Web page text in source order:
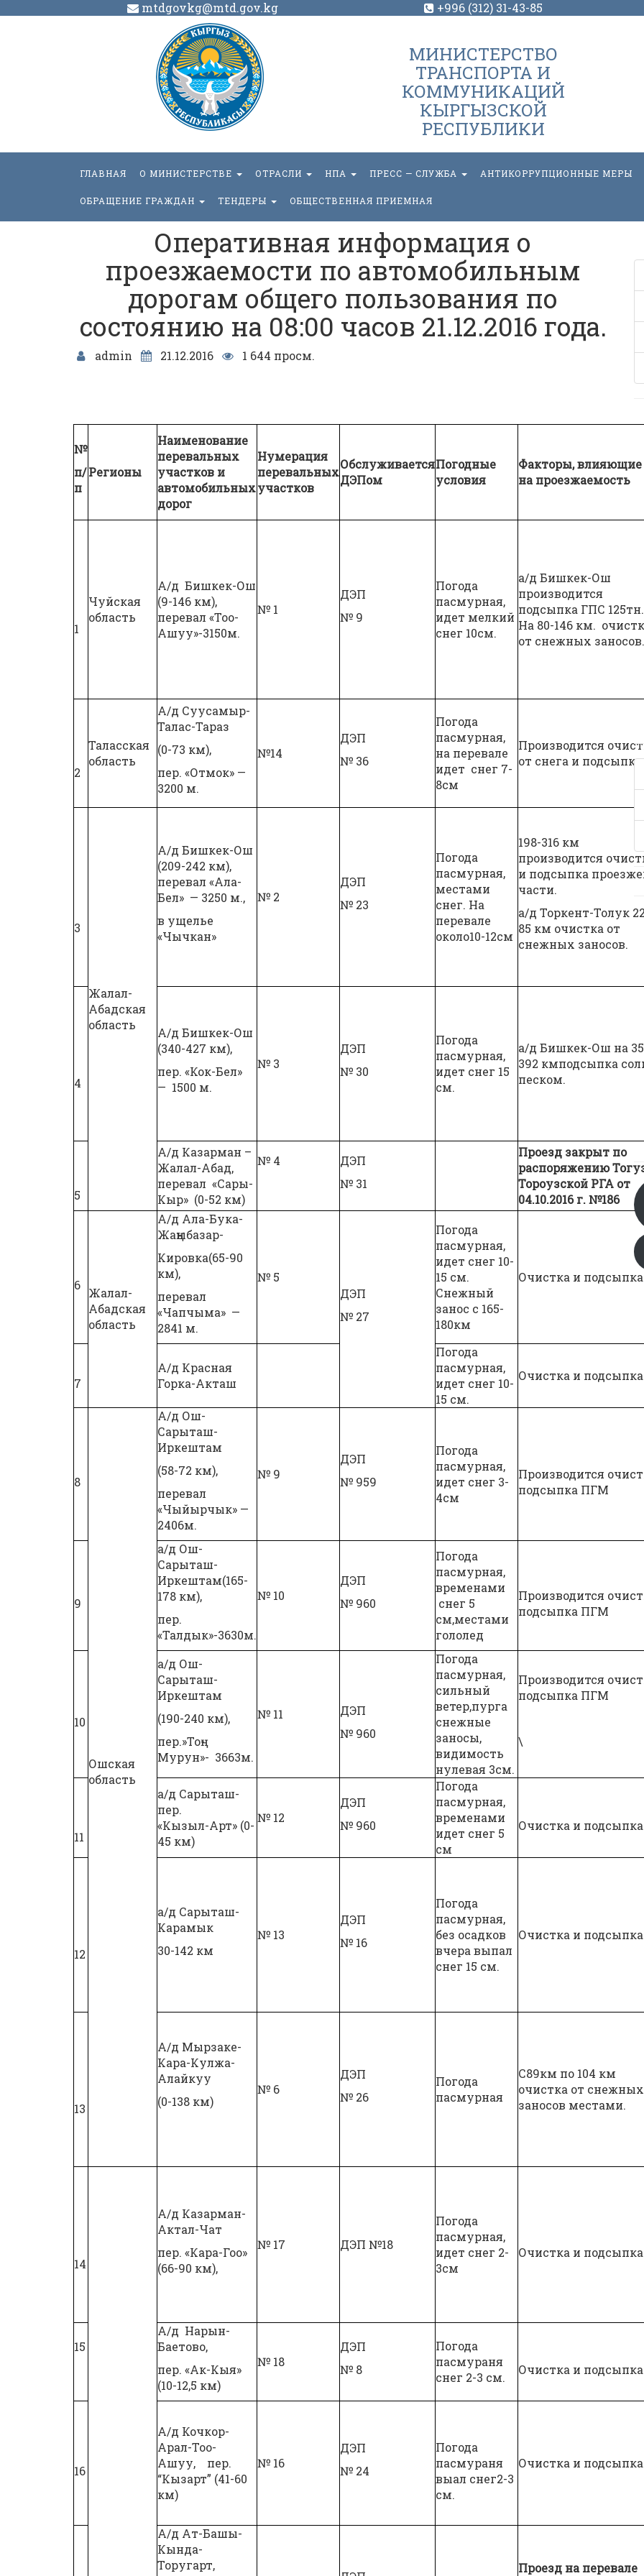
mtdgovkg@mtd.gov.kg +996 (312) 31-43-85
МИНИСТЕРСТВО
ТРАНСПОРТА И
КОММУНИКАЦИЙ
КЫРГЫЗСКОЙ
РЕСПУБЛИКИ
ГЛАВНАЯ О МИНИСТЕРСТВЕ ОТРАСЛИ НПА ПРЕСС — СЛУЖБА АНТИКОРРУПЦИОННЫЕ МЕРЫ
ОБРАЩЕНИЕ ГРАЖДАН ТЕНДЕРЫ ОБЩЕСТВЕННАЯ ПРИЕМНАЯ
Оперативная информация о
проезжаемости по автомобильным
дорогам общего пользования по
состоянию на 08:00 часов 21.12.2016 года.
admin 21.12.2016 1 644 просм.
№
п/
п
Регионы
Наименование
перевальных
участков и
автомобильных
дорог
Нумерация
перевальных
участков
Обслуживается
ДЭПом
Погодные
условия
Факторы, влияющие
на проезжаемость
1
Чуйская
область
А/д Бишкек-Ош
(9-146 км),
перевал «Тоо-
Ашуу»-3150м.
№ 1
ДЭП
№ 9
Погода
пасмурная,
идет мелкий
снег 10см.
а/д Бишкек-Ош
производится
подсыпка ГПС 125тн.
На 80-146 км.
от снежных заносов.
2
Таласская
область
А/д Суусамыр-
Талас-Тараз
(0-73 км),
пер. «Отмок» —
3200 м.
№14
ДЭП
№ 36
Погода
пасмурная,
на перевале
идет снег 7-
8см
Производится
от снега и подсыпка
3
Жалал-
Абадская
область
А/д Бишкек-Ош
(209-242 км),
перевал «Ала-
Бел» — 3250 м.,
в ущелье
«Чычкан»
№ 2
ДЭП
№ 23
Погода
пасмурная,
местами
снег. На
перевале
около10-12см
198-316 км
производится
и подсыпка
части.
а/д Торкент-Толук
85 км очистка от
снежных заносов.
4
А/д Бишкек-Ош
(340-427 км),
пер. «Кок-Бел»
— 1500 м.
№ 3
ДЭП
№ 30
Погода
пасмурная,
идет снег 15
см.
а/д Бишкек-Ош на
392 кмподсыпка
песком.
5
А/д Казарман –
Жалал-Абад,
перевал «Сары-
Кыр» (0-52 км)
№ 4
ДЭП
№ 31
Проезд закрыт по
распоряжению
Тороузской РГА от
04.10.2016 г. №186
6
Жалал-
Абадская
область
А/д Ала-Бука-
Жаңыбазар-
Кировка(65-90
км),
перевал
«Чапчыма» —
2841 м.
№ 5
ДЭП
№ 27
Погода
пасмурная,
идет снег 10-
15 см.
Снежный
занос с 165-
180км
Очистка и подсыпка
7
А/д Красная
Горка-Акташ
Погода
пасмурная,
идет снег 10-
15 см.
Очистка и подсыпка
8
Ошская
область
А/д Ош-
Сарыташ-
Иркештам
(58-72 км),
перевал
«Чыйырчык» —
2406м.
№ 9
ДЭП
№ 959
Погода
пасмурная,
идет снег 3-
4см
Производится
подсыпка ПГМ
9
а/д Ош-
Сарыташ-
Иркештам(165-
178 км),
пер.
«Талдык»-3630м.
№ 10
ДЭП
№ 960
Погода
пасмурная,
временами
снег 5
см,местами
гололед
Производится
подсыпка ПГМ
10
а/д Ош-
Сарыташ-
Иркештам
(190-240 км),
пер.»Тоң-
Мурун»- 3663м.
№ 11
ДЭП
№ 960
Погода
пасмурная,
сильный
ветер,пурга
снежные
заносы,
видимость
нулевая 3см.
Производится
подсыпка ПГМ
\
11
а/д Сарыташ-
пер.
«Кызыл-Арт» (0-
45 км)
№ 12
ДЭП
№ 960
Погода
пасмурная,
временами
идет снег 5
см
Очистка и подсыпка
12
а/д Сарыташ-
Карамык
30-142 км
№ 13
ДЭП
№ 16
Погода
пасмурная,
без осадков
вчера выпал
снег 15 см.
Очистка и подсыпка
13
А/д Мырзаке-
Кара-Кулжа-
Алайкуу
(0-138 км)
№ 6
ДЭП
№ 26
Погода
пасмурная
С89км по 104 км
очистка от снежных
заносов местами.
14
А/д Казарман-
Актал-Чат
пер. «Кара-Гоо»
(66-90 км),
№ 17 ДЭП №18
Погода
пасмурная,
идет снег 2-
3см
Очистка и подсыпка
15
А/д Нарын-
Баетово,
пер. «Ак-Кыя»
(10-12,5 км)
№ 18
ДЭП
№ 8
Погода
пасмураня
снег 2-3 см.
Очистка и подсыпка
16
А/д Кочкор-
Арал-Тоо-
Ашуу, пер.
“Кызарт” (41-60
км)
№ 16
ДЭП
№ 24
Погода
пасмураня
выал снег2-3
см.
Очистка и подсыпка
А/д Ат-Башы-
Кында-
Торугарт,
Проезд на перевале